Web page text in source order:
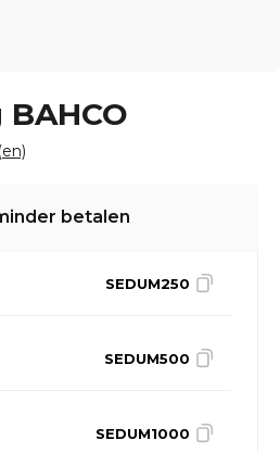
betalen
SEDUM250
SEDUM500
SEDUM1000